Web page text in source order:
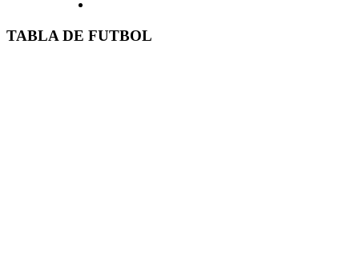
TABLA DE FUTBOL